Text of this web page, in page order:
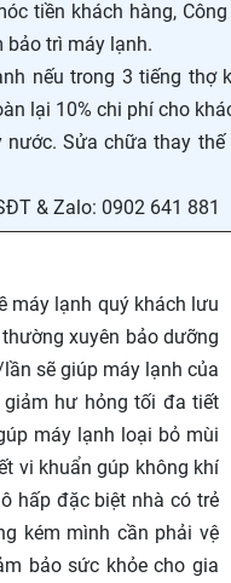
tiền khách hàng,
bảo trì máy lạnh.
nếu trong 3 tiếng thợ
lại 10% chi phí cho
Sửa chữa thay thế
& Zalo: 0902 641 881
máy lạnh quý khách lưu
xuyên bảo dưỡng
sẽ giúp máy lạnh của
hư hỏng tối đa tiết
máy lạnh loại bỏ mùi
vi khuẩn gúp không khí
hấp đặc biệt nhà có trẻ
kém mình cần phải vệ
bảo sức khỏe cho gia